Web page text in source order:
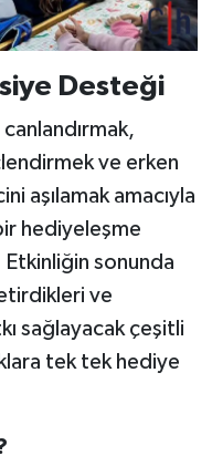
Desteği
ve erken
aşılamak amacıyla
hediyeleşme
sonunda
ve
sağlayacak çeşitli
tek tek hediye